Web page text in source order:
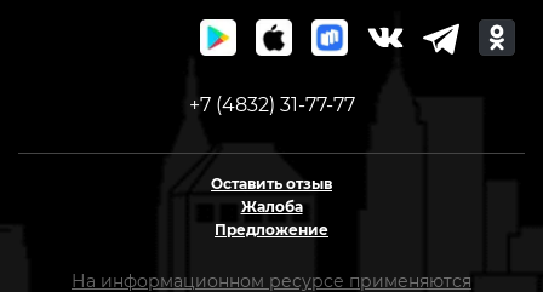
+7 (4832) 31-77-77
Оставить отзыв
Жалоба
Предложение
На информационном ресурсе применяются